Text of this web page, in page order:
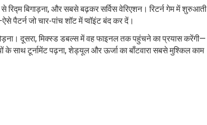
बिगाड़ना, और सबसे बढ़कर सर्विस वेरिएशन। रिटर्न गेम में शुरुआती
पैटर्न जो चार-पांच शॉट में प्वॉइंट बंद कर दें।
दूसरा, मिक्स्ड डबल्स में वह फाइनल तक पहुंचने का प्रयास करेंगी—
के साथ टूर्नामेंट पढ़ना, शेड्यूल और ऊर्जा का बाँटवारा सबसे मुश्किल काम